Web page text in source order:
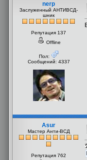
nerp
Заслуженный АНТИВСД-
шник
Репутация 137
Offline
Пол:
Сообщений: 4337
Asur
Мастер Анти-ВСД
Репутация 762